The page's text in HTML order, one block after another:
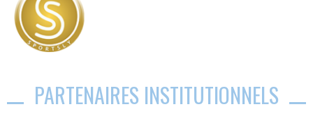
PARTENAIRES INSTITUTIONNELS